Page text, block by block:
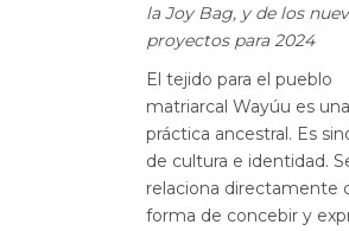
la Joy Bag, y de los
proyectos para 2024
El tejido para el pueblo
matriarcal Wayúu es una
práctica ancestral. Es
de cultura e identidad.
relaciona directamente
forma de concebir y